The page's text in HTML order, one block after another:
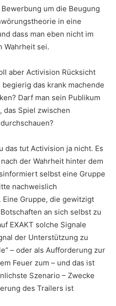
um die Beugung
in eine
dass man eben nicht im
Wahrheit sei.
aber Activision Rücksicht
das krank machende
Darf man sein Publikum
das Spiel zwischen
das tut Activision ja nicht. Es
der Wahrheit hinter dem
selbst eine Gruppe
nachweislich
Gruppe, die gewitzigt
an sich selbst zu
EXAKT solche Signale
der Unterstützung zu
– oder als Aufforderung zur
Feuer zum – und das ist
Szenario – Zwecke
des Trailers ist